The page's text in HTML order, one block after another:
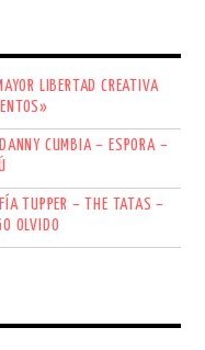
LIBERTAD CREATIVA
CUMBIA – ESPORA –
TUPPER – THE TATAS –
OLVIDO